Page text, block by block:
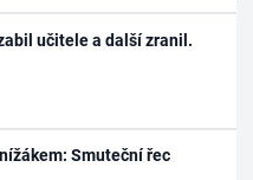
učitele a další zranil.
Smuteční řec